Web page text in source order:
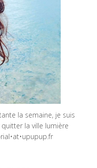
la semaine, je suis
la ville lumière